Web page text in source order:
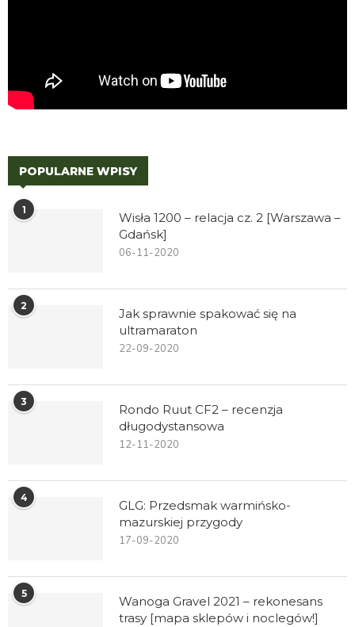
POPULARNE WPISY
1
Wisła 1200 – relacja cz. 2 [Warszawa –
Gdańsk]
06-11-2020
2
Jak sprawnie spakować się na
ultramaraton
22-09-2020
3
Rondo Ruut CF2 – recenzja
długodystansowa
12-11-2020
4
GLG: Przedsmak warmińsko-
mazurskiej przygody
17-09-2020
5
Wanoga Gravel 2021 – rekonesans
trasy [mapa sklepów i noclegów!]